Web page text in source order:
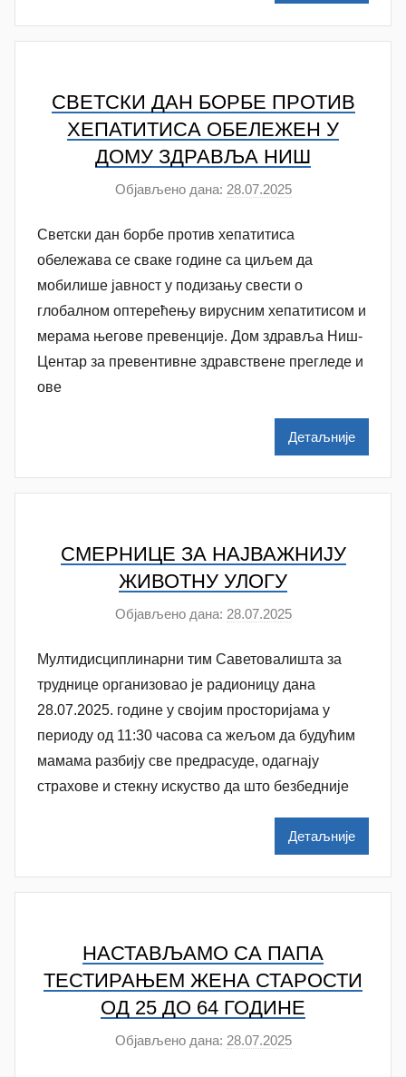
e
n
o
v
i
ć
СВЕТСКИ ДАН БОРБЕ ПРОТИВ
ХЕПАТИТИСА ОБЕЛЕЖЕН У
ДОМУ ЗДРАВЉА НИШ
Објављено дана: 28.07.2025а
т
о
р
A
n
e
k
i
Светски дан борбе против хепатитиса
oбележава се сваке године са циљем да
мобилише јавност у подизању свести о
глобалном оптерећењу вирусним хепатитисом и
мерама његове превенције. Дом здравља Ниш-
Центар за превентивне здравствене прегледе и
ове
Детаљније
СМЕРНИЦЕ ЗА НАЈВАЖНИЈУ
ЖИВОТНУ УЛОГУ
Објављено дана: 28.07.2025а
т
о
р
A
n
a
e
n
o
v
i
ć
Мултидисциплинарни тим Саветовалишта за
труднице организовао је радионицу дана
28.07.2025. године у својим просторијама у
периоду од 11:30 часова са жељом да будућим
мамама разбију све предрасуде, одагнају
страхове и стекну искуство да што безбедније
Детаљније
НАСТАВЉАМО СА ПАПА
ТЕСТИРАЊЕМ ЖЕНА СТАРОСТИ
ОД 25 ДО 64 ГОДИНЕ
Објављено дана: 28.07.2025а